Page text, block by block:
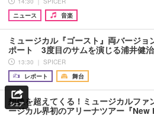
ニュース
音楽
ミュージカル『ゴースト』両バージョ
ポート 3度目のサムを演じる浦井健
13:30 ｜ SPICER
レポート
舞台
想像を超えてくる！ミュージカルファ
ージカル界初のアリーナツアー『